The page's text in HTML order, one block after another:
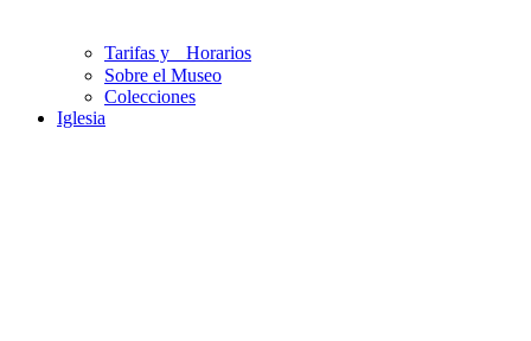
Tarifas y Horarios
Sobre el Museo
Colecciones
Iglesia